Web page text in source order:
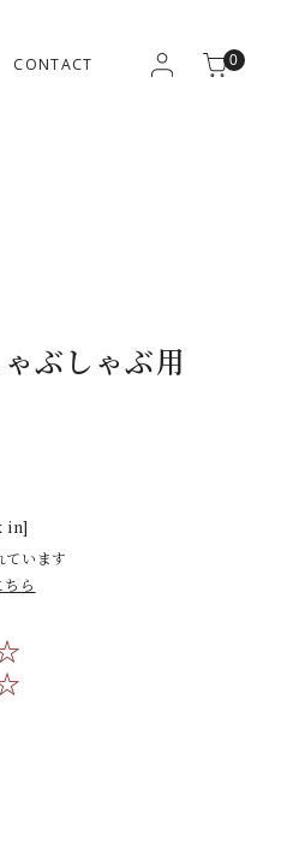
CONTACT 0
ぶしゃぶ用
in]
ています
ちら